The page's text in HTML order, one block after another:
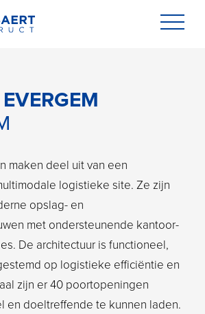
maken deel uit van een
logistieke site. Ze zijn
opslag- en
met ondersteunende kantoor-
De architectuur is functioneel,
op logistieke efficiëntie en
zijn er 40 poortopeningen
en doeltreffende te kunnen laden.